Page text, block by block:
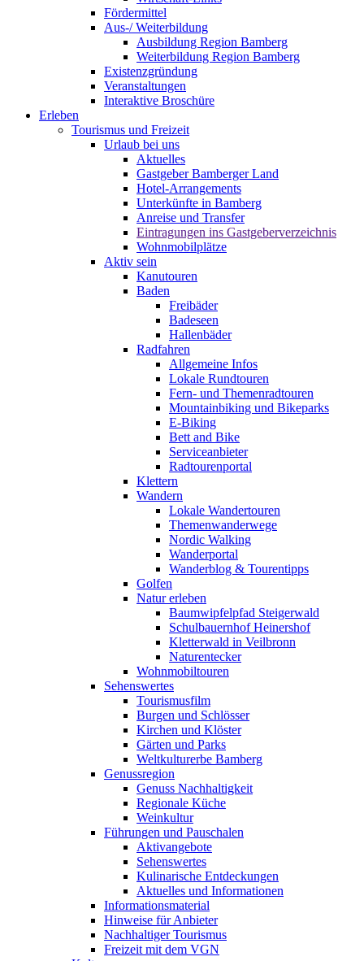
Fördermittel
Aus-/ Weiterbildung
Ausbildung Region Bamberg
Weiterbildung Region Bamberg
Existenzgründung
Veranstaltungen
Interaktive Broschüre
Erleben
Tourismus und Freizeit
Urlaub bei uns
Aktuelles
Gastgeber Bamberger Land
Hotel-Arrangements
Unterkünfte in Bamberg
Anreise und Transfer
Eintragungen ins Gastgeberverzeichnis
Wohnmobilplätze
Aktiv sein
Kanutouren
Baden
Freibäder
Badeseen
Hallenbäder
Radfahren
Allgemeine Infos
Lokale Rundtouren
Fern- und Themenradtouren
Mountainbiking und Bikeparks
E-Biking
Bett and Bike
Serviceanbieter
Radtourenportal
Klettern
Wandern
Lokale Wandertouren
Themenwanderwege
Nordic Walking
Wanderportal
Wanderblog & Tourentipps
Golfen
Natur erleben
Baumwipfelpfad Steigerwald
Schulbauernhof Heinershof
Kletterwald in Veilbronn
Naturentecker
Wohnmobiltouren
Sehenswertes
Tourismusfilm
Burgen und Schlösser
Kirchen und Klöster
Gärten und Parks
Weltkulturerbe Bamberg
Genussregion
Genuss Nachhaltigkeit
Regionale Küche
Weinkultur
Führungen und Pauschalen
Aktivangebote
Sehenswertes
Kulinarische Entdeckungen
Aktuelles und Informationen
Informationsmaterial
Hinweise für Anbieter
Nachhaltiger Tourismus
Freizeit mit dem VGN